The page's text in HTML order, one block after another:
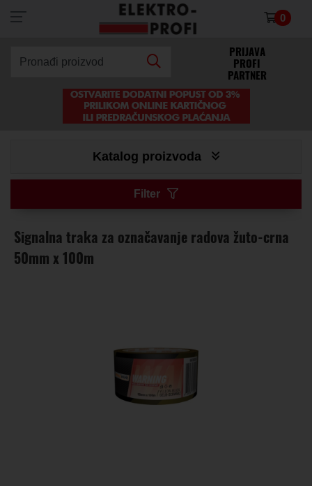
×
0
Pronađi proizvod
PRIJAVA
PROFI
PARTNER
Katalog proizvoda
Filter
Signalna traka za označavanje radova žuto-crna
50mm x 100m